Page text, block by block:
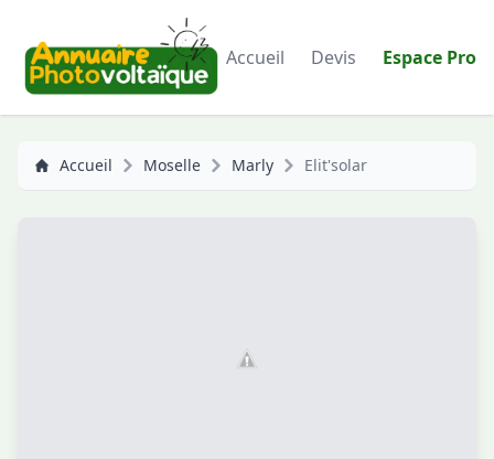
Accueil Devis Espace Pro
Accueil Moselle Marly Elit'solar